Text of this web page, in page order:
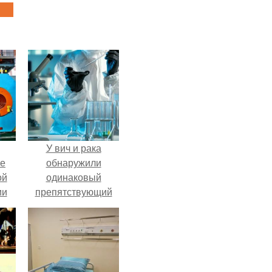
У вич и рака
обнаружили
одинаковый
препятствующий
лечению механизм.